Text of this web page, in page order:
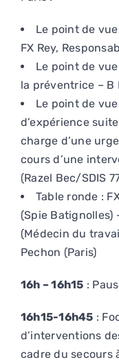
Le point de
FX Rey,
Le point de
la préventrice – B
Le point de
d’expérience
charge d’une
cours d’une
(Razel Bec/SDIS
Table ronde :
(Spie Batignolles)
(Médecin du
Pechon (Paris)
16h – 16h15 :
16h15-16h45 :
d’interventions
cadre du secours